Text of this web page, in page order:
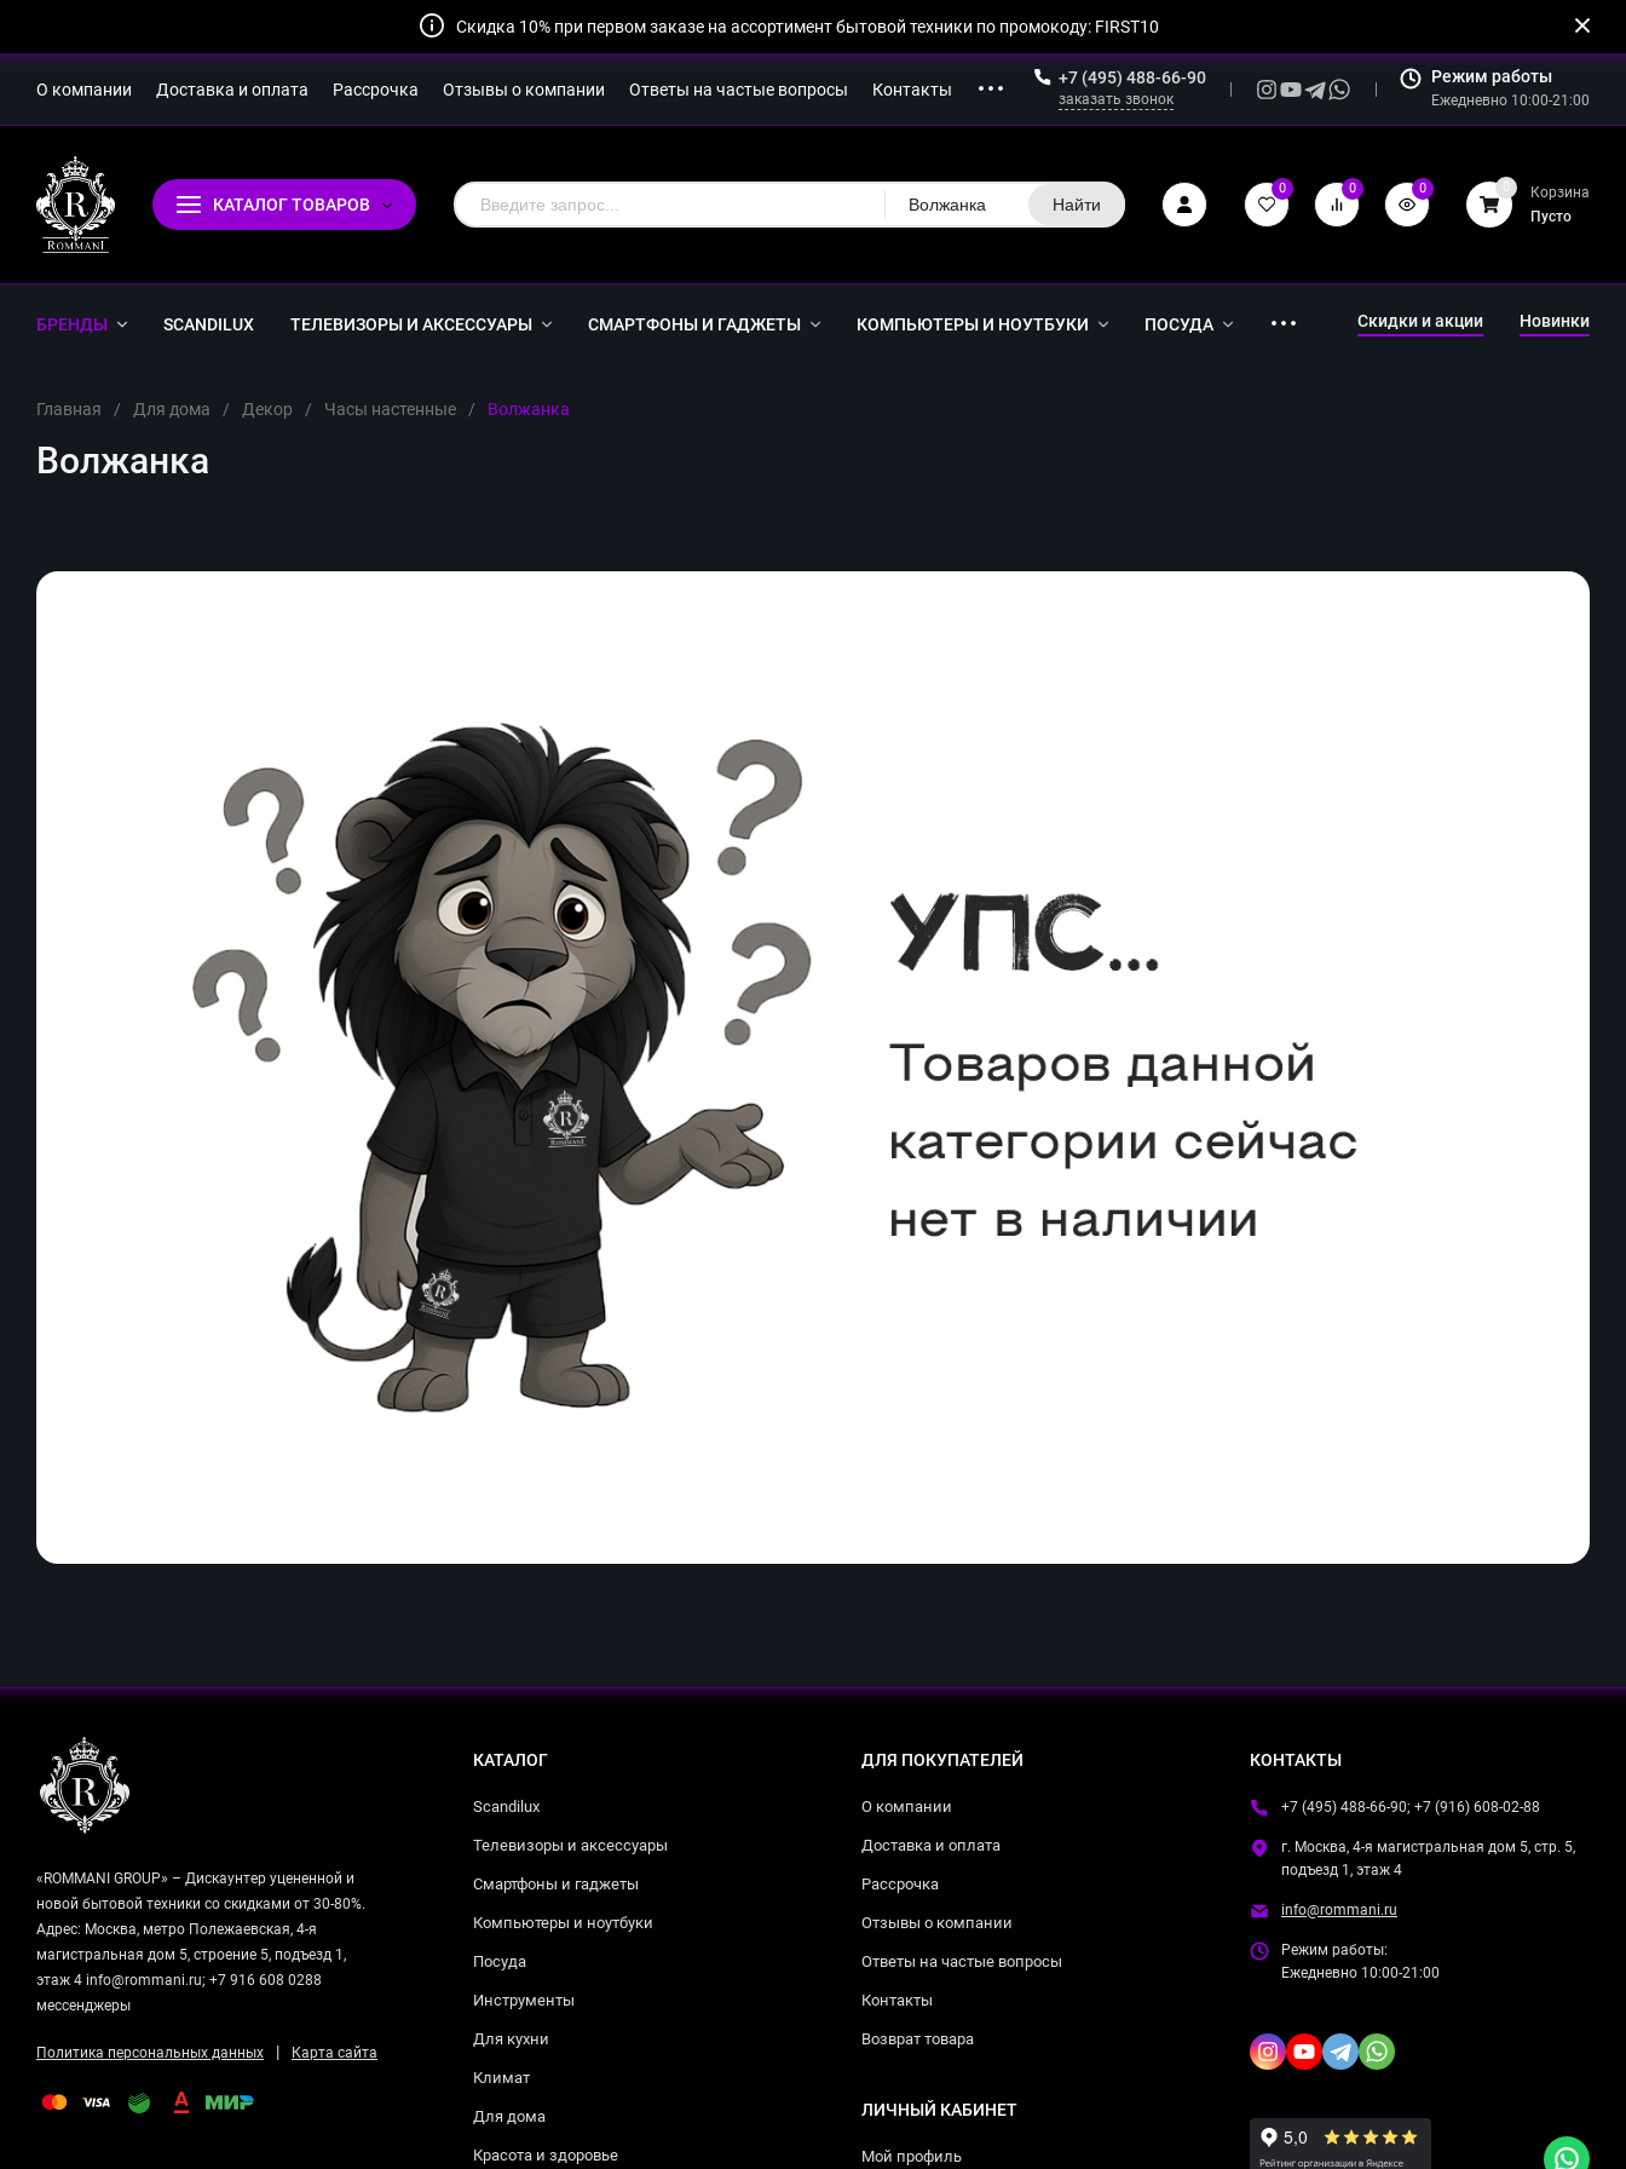
Скидка 10% при первом заказе на ассортимент бытовой техники по промокоду: FIRST10
О компании Доставка и оплата Рассрочка Отзывы о компании Ответы на частые вопросы Контакты
+7 (495) 488-66-90
заказать звонок
Режим работы
Ежедневно 10:00-21:00
КАТАЛОГ ТОВАРОВ Волжанка Найти
0 0 0 0
Корзина
Пусто
БРЕНДЫ SCANDILUX ТЕЛЕВИЗОРЫ И АКСЕССУАРЫ СМАРТФОНЫ И ГАДЖЕТЫ КОМПЬЮТЕРЫ И НОУТБУКИ ПОСУДА Скидки и акции Новинки
Главная / Для дома / Декор / Часы настенные / Волжанка
Волжанка
«ROMMANI GROUP» – Дискаунтер уцененной и
новой бытовой техники со скидками от 30-80%.
Адрес: Москва, метро Полежаевская, 4-я
магистральная дом 5, строение 5, подъезд 1,
этаж 4 info@rommani.ru; +7 916 608 0288
мессенджеры
Политика персональных данных | Карта сайта
КАТАЛОГ
Scandilux
Телевизоры и аксессуары
Смартфоны и гаджеты
Компьютеры и ноутбуки
Посуда
Инструменты
Для кухни
Климат
Для дома
Красота и здоровье
ДЛЯ ПОКУПАТЕЛЕЙ
О компании
Доставка и оплата
Рассрочка
Отзывы о компании
Ответы на частые вопросы
Контакты
Возврат товара
ЛИЧНЫЙ КАБИНЕТ
Мой профиль
КОНТАКТЫ
+7 (495) 488-66-90; +7 (916) 608-02-88
г. Москва, 4-я магистральная дом 5, стр. 5,
подъезд 1, этаж 4
info@rommani.ru
Режим работы:
Ежедневно 10:00-21:00